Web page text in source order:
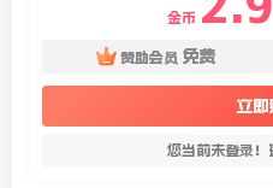
金币
赞助会员 免费
立即
您当前未登录！